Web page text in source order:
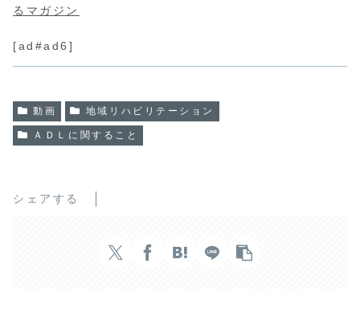
るマガジン
[ad#ad6]
動画 地域リハビリテーション
ＡＤＬに関すること
シェアする